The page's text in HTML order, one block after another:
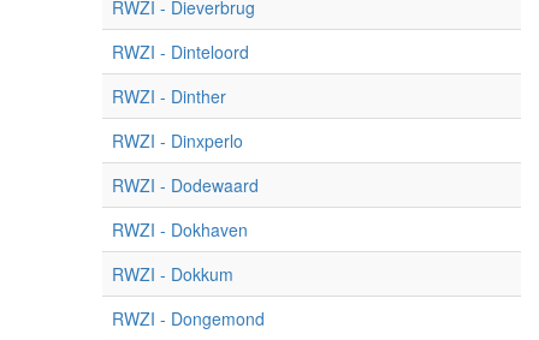
RWZI - Dieverbrug
RWZI - Dinteloord
RWZI - Dinther
RWZI - Dinxperlo
RWZI - Dodewaard
RWZI - Dokhaven
RWZI - Dokkum
RWZI - Dongemond